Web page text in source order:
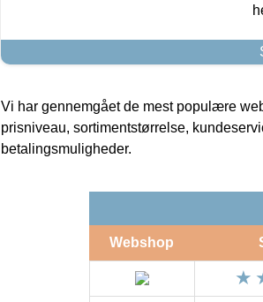
Vi har gennemgået de mest populære
prisniveau, sortimentstørrelse,
betalingsmuligheder.
Webshop